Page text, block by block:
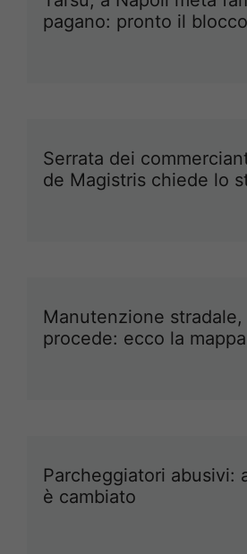
pagano: pronto il
Serrata dei
de Magistris chiede lo
Manutenzione stradale,
procede: ecco la
Parcheggiatori abusivi:
è cambiato